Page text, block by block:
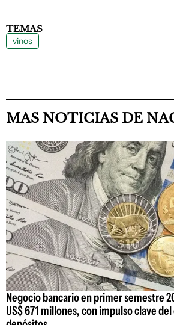
TEMAS
vinos
MAS NOTICIAS DE
Negocio bancario en primer semestre
US$ 671 millones, con impulso clave